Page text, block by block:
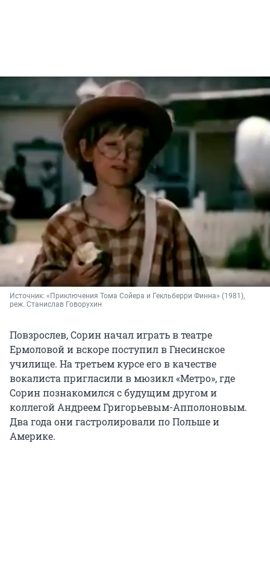
Источник: «Приключения Тома Сойера и Гекльберри Финна» (1981),
реж. Станислав Говорухин
Повзрослев, Сорин начал играть в театре
Ермоловой и вскоре поступил в Гнесинское
училище. На третьем курсе его в качестве
вокалиста пригласили в мюзикл «Метро», где
Сорин познакомился с будущим другом и
коллегой Андреем Григорьевым-Апполоновым.
Два года они гастролировали по Польше и
Америке.